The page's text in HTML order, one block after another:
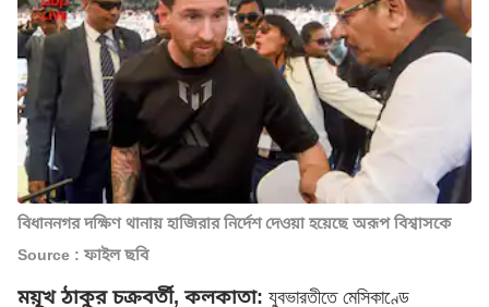
বিধাননগর দক্ষিণ থানায় হাজিরার নির্দেশ দেওয়া হয়েছে অরূপ বিশ্বাসকে
Source : ফাইল ছবি
ময়ূখ ঠাকুর চক্রবর্তী, কলকাতা: যুবভারতীতে মেসিকাণ্ডে